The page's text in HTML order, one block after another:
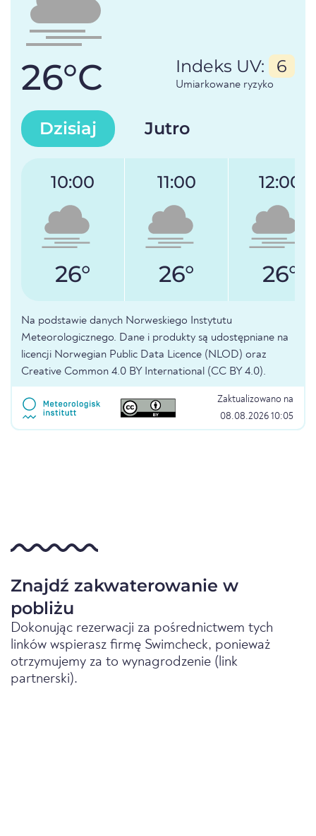
26°C Indeks UV: 6
Umiarkowane ryzyko
Dzisiaj Jutro
10:00
26°
11:00
26°
12:00
26°
Na podstawie danych Norweskiego Instytutu
Meteorologicznego. Dane i produkty są udostępniane na
licencji Norwegian Public Data Licence (NLOD) oraz
Creative Common 4.0 BY International (CC BY 4.0).
Zaktualizowano na
08.08.2026 10:05
Znajdź zakwaterowanie w
pobliżu
Dokonując rezerwacji za pośrednictwem tych
linków wspierasz firmę Swimcheck, ponieważ
otrzymujemy za to wynagrodzenie (link
partnerski).